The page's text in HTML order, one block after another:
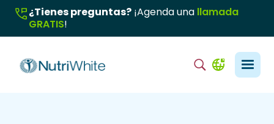
¿Tienes preguntas? ¡Agenda una llamada
GRATIS!